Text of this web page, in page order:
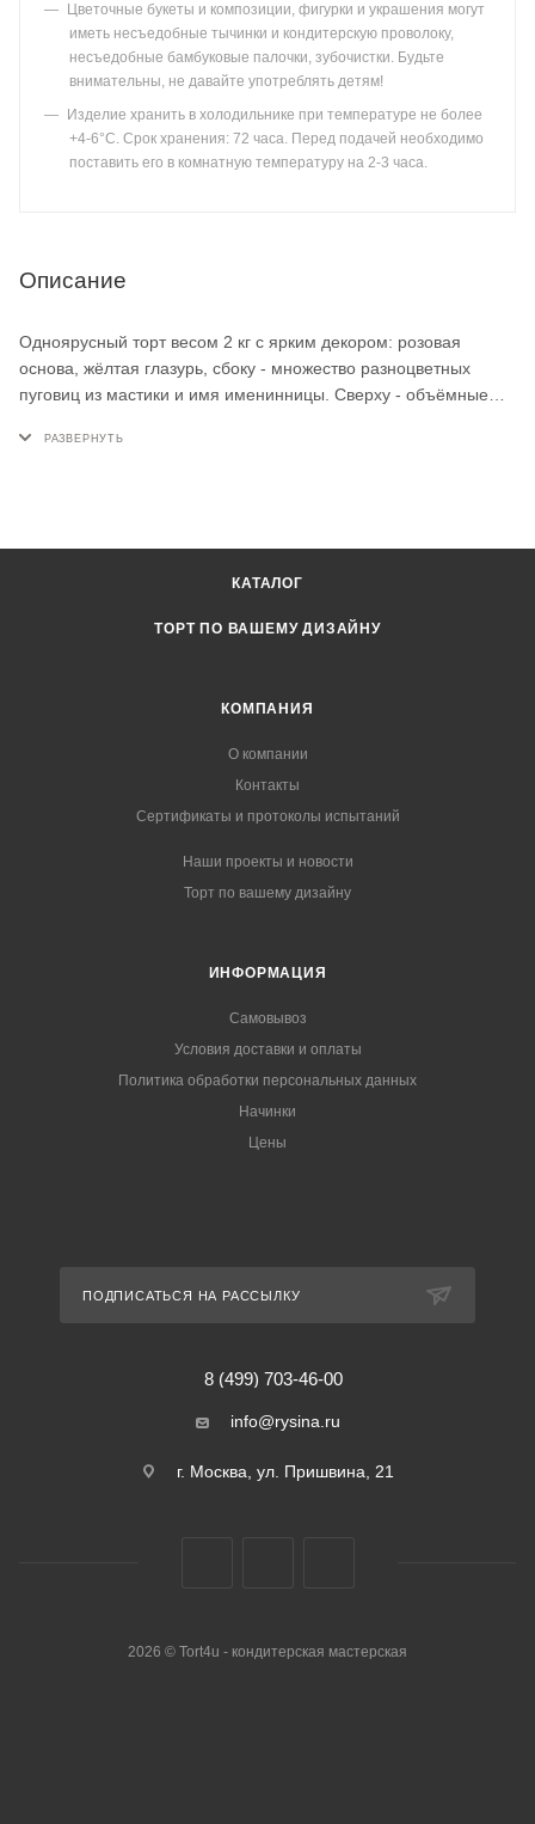
Цветочные букеты и композиции, фигурки и украшения могут
иметь несъедобные тычинки и кондитерскую проволоку,
несъедобные бамбуковые палочки, зубочистки. Будьте
внимательны, не давайте употреблять детям!
Изделие хранить в холодильнике при температуре не более
+4-6°С. Срок хранения: 72 часа. Перед подачей необходимо
поставить его в комнатную температуру на 2-3 часа.
Описание
Одноярусный торт весом 2 кг с ярким декором: розовая
основа, жёлтая глазурь, сбоку - множество разноцветных
пуговиц из мастики и имя именинницы. Сверху - объёмные
Такой детский торт на заказ подойдёт для весёлого дня
КАТАЛОГ
ТОРТ ПО ВАШЕМУ ДИЗАЙНУ
КОМПАНИЯ
О компании
Контакты
Сертификаты и протоколы испытаний
Наши проекты и новости
Торт по вашему дизайну
ИНФОРМАЦИЯ
Самовывоз
Условия доставки и оплаты
Политика обработки персональных данных
Начинки
Цены
ПОДПИСАТЬСЯ НА РАССЫЛКУ
8 (499) 703-46-00
info@rysina.ru
г. Москва, ул. Пришвина, 21
2026 © Tort4u - кондитерская мастерская